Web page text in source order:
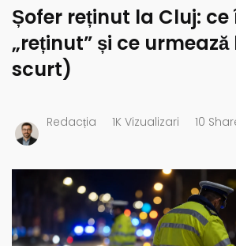
Șofer reținut la Cluj:
„reținut” și ce
scurt)
Redacția 1K Vizualizari 10